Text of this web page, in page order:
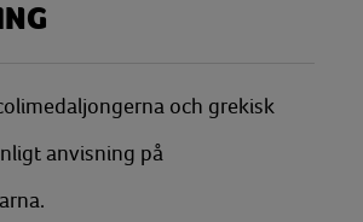
och grekisk
anvisning på